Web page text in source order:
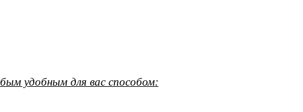
удобным для вас способом: